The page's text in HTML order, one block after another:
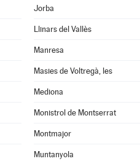
Jorba
Llinars del Vallès
Manresa
Masies de Voltregà, les
Mediona
Monistrol de Montserrat
Montmajor
Muntanyola